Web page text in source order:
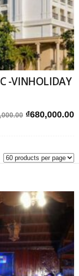
-VINHOLIDAY
Giá
₫680,000.00